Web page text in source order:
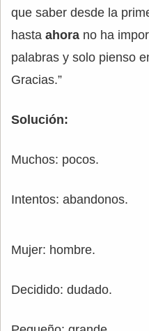
que saber desde la
hasta ahora no ha
palabras y solo pienso
Gracias.”
Solución:
Muchos: pocos.
Intentos: abandonos.
Mujer: hombre.
Decidido: dudado.